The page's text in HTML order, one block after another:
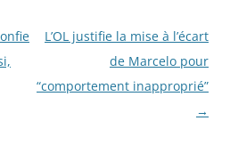
L’OL justifie la mise à l’écart
de Marcelo pour
“comportement inapproprié”
→